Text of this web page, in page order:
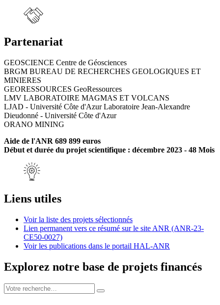
Partenariat
GEOSCIENCE Centre de Géosciences
BRGM BUREAU DE RECHERCHES GEOLOGIQUES ET
MINIERES
GEORESSOURCES GeoRessources
LMV LABORATOIRE MAGMAS ET VOLCANS
LJAD - Université Côte d'Azur Laboratoire Jean-Alexandre
Dieudonné - Université Côte d'Azur
ORANO MINING
Aide de l'ANR 689 899 euros
Début et durée du projet scientifique : décembre 2023 - 48 Mois
Liens utiles
Voir la liste des projets sélectionnés
Lien permanent vers ce résumé sur le site ANR (ANR-23-
CE50-0027)
Voir les publications dans le portail HAL-ANR
Explorez notre base de projets financés